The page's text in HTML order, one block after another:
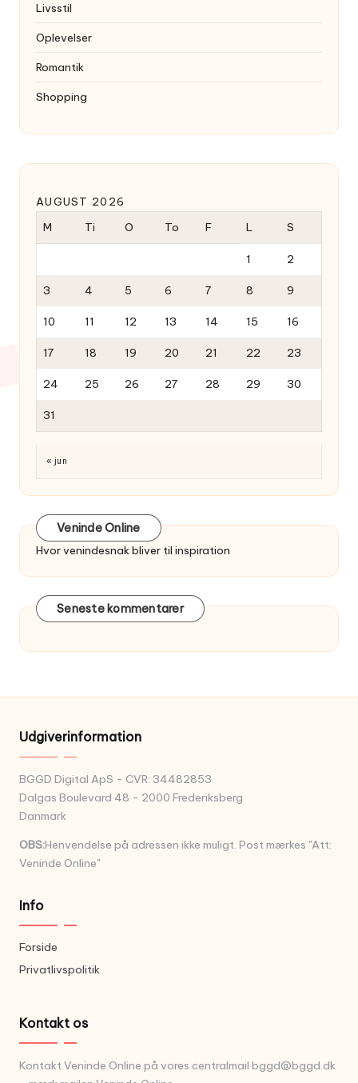
Livsstil
Oplevelser
Romantik
Shopping
AUGUST 2026
M
Ti O To F L S
1 2
3 4 5 6 7 8 9
10 11 12 13 14 15 16
17 18 19 20 21 22 23
24 25 26 27 28 29 30
31
« jun
Veninde Online
Hvor venindesnak bliver til inspiration
Seneste kommentarer
Udgiverinformation
BGGD Digital ApS - CVR: 34482853
Dalgas Boulevard 48 - 2000 Frederiksberg
Danmark
OBS:Henvendelse på adressen ikke muligt. Post mærkes "Att:
Veninde Online"
Info
Forside
Privatlivspolitik
Kontakt os
Kontakt Veninde Online på vores centralmail bggd@bggd.dk